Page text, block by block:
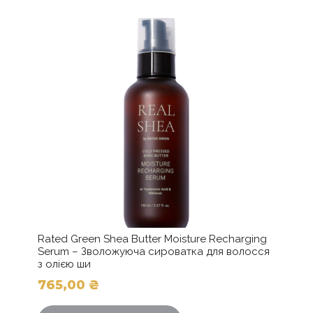
SORBATE, SODIUM BENZOATE, LACTIC ACID,
ASCORBIC ACID, DISODIUM EDTA, EPILOBIUM
ANGUSTIFOLIUM FLOWER/LEAF/STEM EXTRACT,
BIOTIN, LINALOOL, LIMONENE, GERANIOL,
COUMARIN, BENZYL SALICYLATE, EUGENOL,
Rated Green Shea Butter Moisture Recharging
Serum – Зволожуюча сироватка для волосся
з олією ши
765,00 ₴